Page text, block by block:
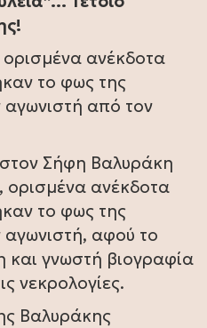
ορισμένα ανέκδοτα
το φως της
αγωνιστή από τον
Σήφη Βαλυράκη
ανέκδοτα
το φως της
αγωνιστή, αφού το
και γνωστή βιογραφία
νεκρολογίες.
Βαλυράκης